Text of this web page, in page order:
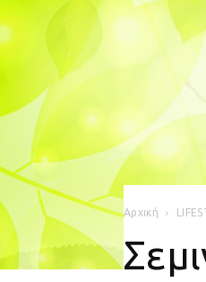
Αρχική